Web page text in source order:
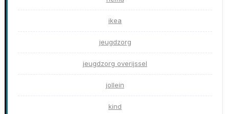
ikea
jeugdzorg
jeugdzorg overijssel
jollein
kind